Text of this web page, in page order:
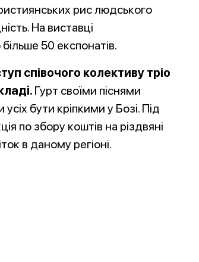
рис людського
На виставці
50 експонатів.
співочого колективу тріо
Гурт своїми піснями
бути кріпкими у Бозі. Під
по збору коштів на різдвяні
в даному регіоні.